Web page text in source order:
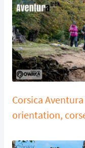
Corsica
orientation,